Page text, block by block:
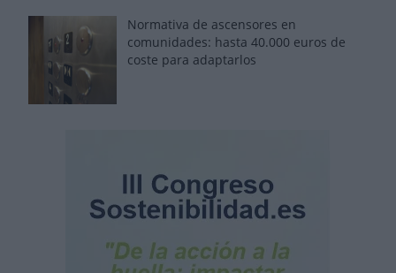
Normativa de ascensores en
comunidades: hasta 40.000 euros de
coste para adaptarlos